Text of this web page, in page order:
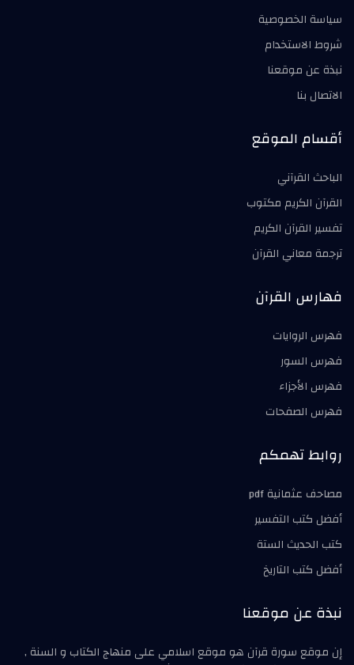
سياسة الخصوصية
شروط الاستخدام
نبذة عن موقعنا
الاتصال بنا
أقسام الموقع
الباحث القرآني
القرآن الكريم مكتوب
تفسير القرآن الكريم
ترجمة معاني القرآن
فهارس القرآن
فهرس الروايات
فهرس السور
فهرس الأجزاء
فهرس الصفحات
روابط تهمكم
مصاحف عثمانية pdf
أفضل كتب التفسير
كتب الحديث الستة
أفضل كتب التاريخ
نبذة عن موقعنا
إن موقع سورة قرآن هو موقع اسلامي على منهاج الكتاب و السنة ,